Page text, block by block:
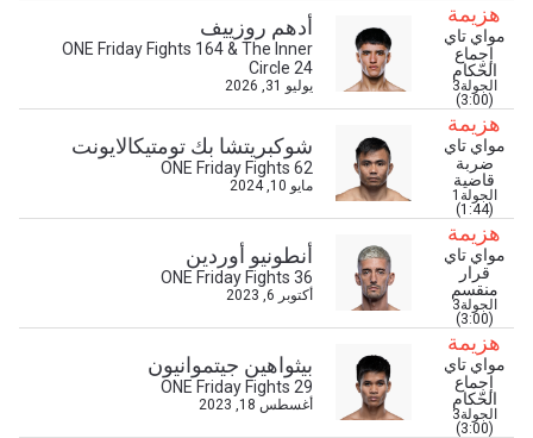
هزيمة
مواي تاي
إجماع
الحّكام
الجولة3
(3:00)
أدهم روزييف
ONE Friday Fights 164 & The Inner
Circle 24
يوليو 31, 2026
هزيمة
مواي تاي
ضربة
قاضية
الجولة1
(1:44)
شوكبريتشا بك تومتيكالايونت
ONE Friday Fights 62
مايو 10, 2024
هزيمة
مواي تاي
قرار
منقسم
الجولة3
(3:00)
أنطونيو أوردين
ONE Friday Fights 36
أكتوبر 6, 2023
هزيمة
مواي تاي
إجماع
الحّكام
الجولة3
(3:00)
بيثواهين جيتموانيون
ONE Friday Fights 29
أغسطس 18, 2023
المنافس
ابق على اطّلاع
خذ بطولة "ون" معك أينما ذهبت! اشترك الآن للوصول
إلى آخر الأخبار، وفتح العروض الخاصة والحصول على
أفضل المقاعد لعروضنا الحية.
البريد الإلكتروني